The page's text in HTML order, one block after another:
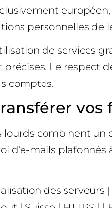
personnelles de
de services
Le respect
comptes.
vos
combinent
d’e-mails
des serveurs